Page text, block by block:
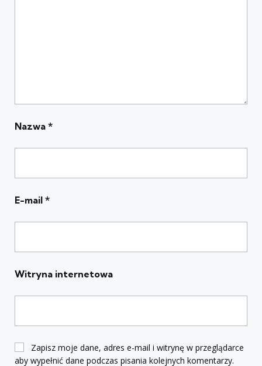
Nazwa *
E-mail *
Witryna internetowa
Zapisz moje dane, adres e-mail i witrynę w przeglądarce
aby wypełnić dane podczas pisania kolejnych komentarzy.